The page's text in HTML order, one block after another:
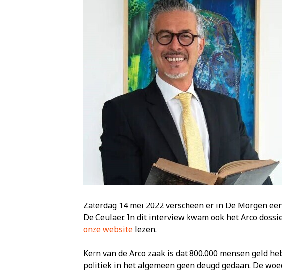
Zaterdag 14 mei 2022 verscheen er in De Morgen
De Ceulaer. In dit interview kwam ook het Arco
onze website lezen.
Kern van de Arco zaak is dat 800.000 mensen geld
politiek in het algemeen geen deugd gedaan. De